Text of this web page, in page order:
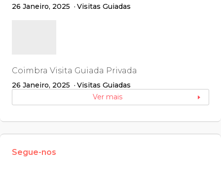
26 Janeiro, 2025 Visitas Guiadas
Coimbra Visita Guiada Privada
26 Janeiro, 2025
Visitas Guiadas
Ver mais
Segue-nos